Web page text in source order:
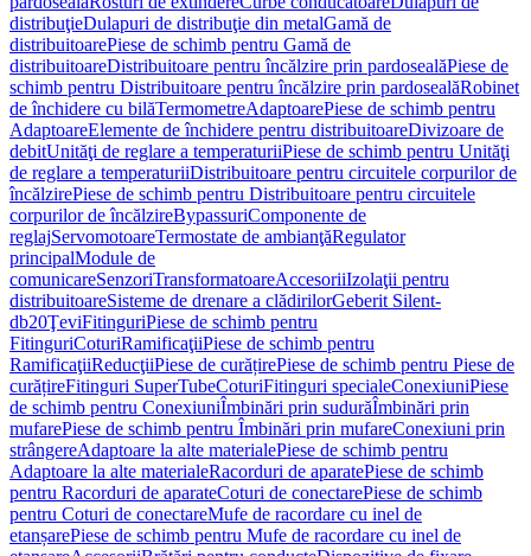
distribuţieDulapuri de distribuţie din metalGamă de
distribuitoarePiese de schimb pentru Gamă de
distribuitoareDistribuitoare pentru încălzire prin pardosealăPiese de
schimb pentru Distribuitoare pentru încălzire prin pardosealăRobinet
de închidere cu bilăTermometreAdaptoarePiese de schimb pentru
AdaptoareElemente de închidere pentru distribuitoareDivizoare de
debitUnităţi de reglare a temperaturiiPiese de schimb pentru Unităţi
de reglare a temperaturiiDistribuitoare pentru circuitele corpurilor de
încălzirePiese de schimb pentru Distribuitoare pentru circuitele
corpurilor de încălzireBypassuriComponente de
reglajServomotoareTermostate de ambianţăRegulator
principalModule de
comunicareSenzoriTransformatoareAccesoriiIzolaţii pentru
distribuitoareSisteme de drenare a clădirilorGeberit Silent-
db20ŢeviFitinguriPiese de schimb pentru
FitinguriCoturiRamificaţiiPiese de schimb pentru
RamificaţiiReducţiiPiese de curățirePiese de schimb pentru Piese de
curățireFitinguri SuperTubeCoturiFitinguri specialeConexiuniPiese
de schimb pentru ConexiuniÎmbinări prin sudurăÎmbinări prin
mufarePiese de schimb pentru Îmbinări prin mufareConexiuni prin
strângereAdaptoare la alte materialePiese de schimb pentru
Adaptoare la alte materialeRacorduri de aparatePiese de schimb
pentru Racorduri de aparateCoturi de conectarePiese de schimb
pentru Coturi de conectareMufe de racordare cu inel de
etanșarePiese de schimb pentru Mufe de racordare cu inel de